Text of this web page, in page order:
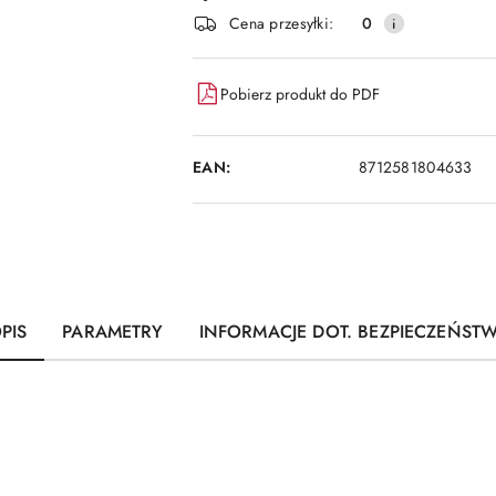
dostawa
Cena przesyłki:
0
Pobierz produkt do PDF
EAN: 8712581804633
PARAMETRY INFORMACJE DOT.